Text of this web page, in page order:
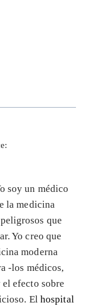
soy un médico
la medicina
que
Yo creo que
moderna
-los médicos,
efecto sobre
El hospital